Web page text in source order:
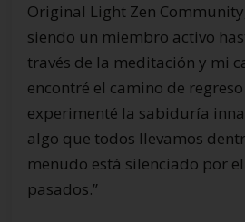
Original Light Zen
siendo un miembro activo
través de la meditación y mi
encontré el camino de
experimenté la sabiduría
algo que todos llevamos
menudo está silenciado por
pasados.”